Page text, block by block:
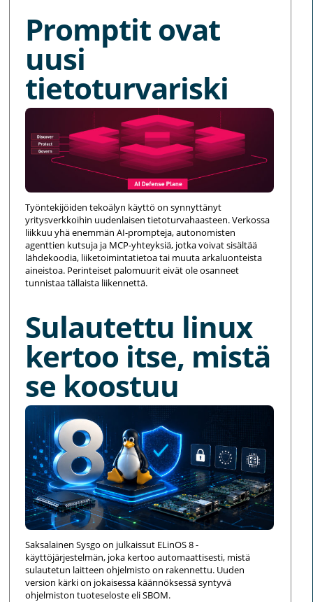
Promptit ovat
uusi
tietoturvariski
Työntekijöiden tekoälyn käyttö on synnyttänyt
yritysverkkoihin uudenlaisen tietoturvahaasteen. Verkossa
liikkuu yhä enemmän AI-prompteja, autonomisten
agenttien kutsuja ja MCP-yhteyksiä, jotka voivat sisältää
lähdekoodia, liiketoimintatietoa tai muuta arkaluonteista
aineistoa. Perinteiset palomuurit eivät ole osanneet
tunnistaa tällaista liikennettä.
Sulautettu linux
kertoo itse, mistä
se koostuu
Saksalainen Sysgo on julkaissut ELinOS 8 -
käyttöjärjestelmän, joka kertoo automaattisesti, mistä
sulautetun laitteen ohjelmisto on rakennettu. Uuden
version kärki on jokaisessa käännöksessä syntyvä
ohjelmiston tuoteseloste eli SBOM.